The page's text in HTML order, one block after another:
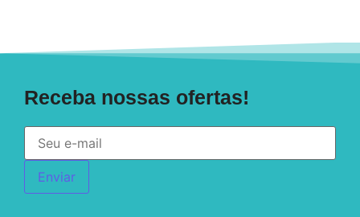
Receba nossas ofertas!
Enviar